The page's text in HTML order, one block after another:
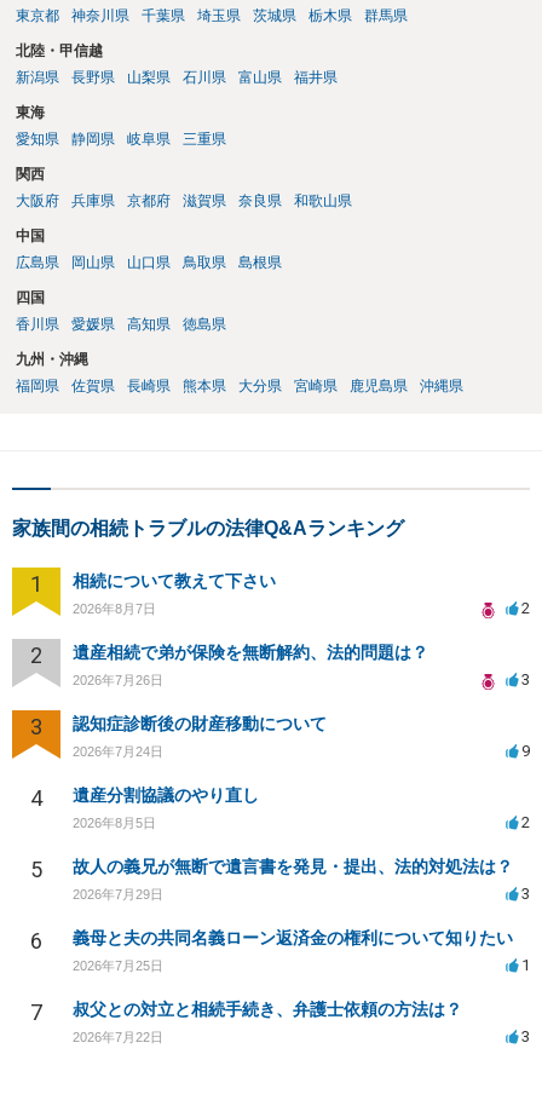
東京都
神奈川県 千葉県 埼玉県 茨城県 栃木県 群馬県
北陸・甲信越
新潟県
長野県 山梨県 石川県 富山県 福井県
東海
愛知県
静岡県 岐阜県 三重県
関西
大阪府
兵庫県 京都府 滋賀県 奈良県 和歌山県
中国
広島県
岡山県 山口県 鳥取県 島根県
四国
香川県
愛媛県 高知県 徳島県
九州・沖縄
福岡県
佐賀県 長崎県 熊本県 大分県 宮崎県 鹿児島県 沖縄県
家族間の相続トラブルの法律Q&Aランキング
1 相続について教えて下さい
2026年8月7日 2
2 遺産相続で弟が保険を無断解約、法的問題は？
2026年7月26日 3
3 認知症診断後の財産移動について
2026年7月24日 9
4 遺産分割協議のやり直し
2026年8月5日 2
5 故人の義兄が無断で遺言書を発見・提出、法的対処法は？
2026年7月29日 3
6 義母と夫の共同名義ローン返済金の権利について知りたい
2026年7月25日 1
7 叔父との対立と相続手続き、弁護士依頼の方法は？
2026年7月22日 3